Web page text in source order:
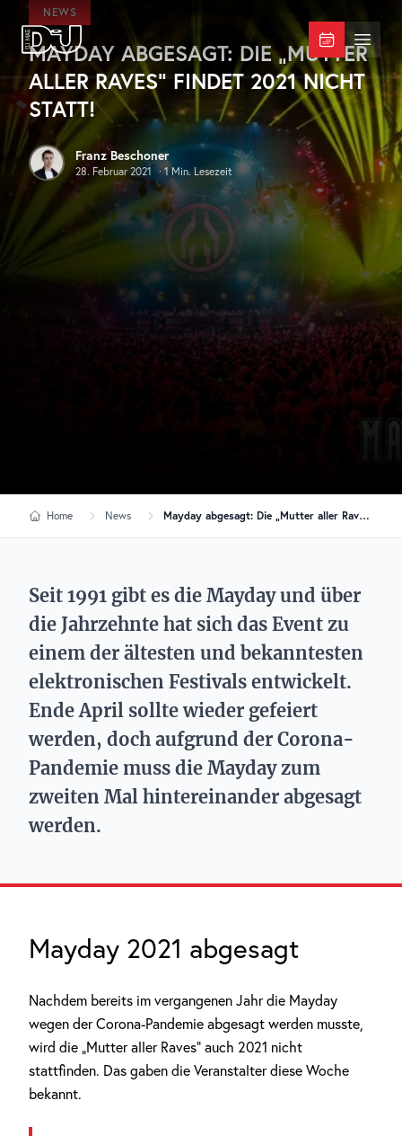
Zum Hauptinhalt springen
DJ Mag Germany Menü
NEWS
MAYDAY ABGESAGT: DIE „MUTTER
ALLER RAVES“ FINDET 2021 NICHT
STATT!
Franz Beschoner
28. Februar 2021 ·1Min. Lesezeit
Home News Mayday abgesagt: Die „Mutter aller Raves“ findet 2021 nicht statt!
Seit 1991 gibt es die Mayday und über
die Jahrzehnte hat sich das Event zu
einem der ältesten und bekanntesten
elektronischen Festivals entwickelt.
Ende April sollte wieder gefeiert
werden, doch aufgrund der Corona-
Pandemie muss die Mayday zum
zweiten Mal hintereinander abgesagt
werden.
Mayday 2021 abgesagt
Nachdem bereits im vergangenen Jahr die Mayday
wegen der Corona-Pandemie abgesagt werden musste,
wird die „Mutter aller Raves“ auch 2021 nicht
stattfinden. Das gaben die Veranstalter diese Woche
bekannt.